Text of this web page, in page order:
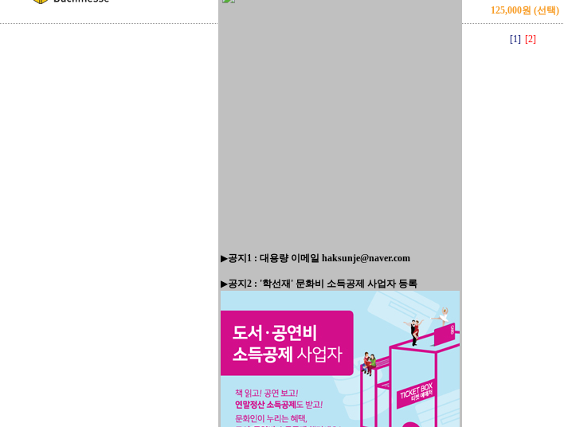
125,000원 (선택)
[1] [2]
▶공지1 : 대용량 이메일 haksunje@naver.com
▶공지2 : '학선재' 문화비 소득공제 사업자 등록